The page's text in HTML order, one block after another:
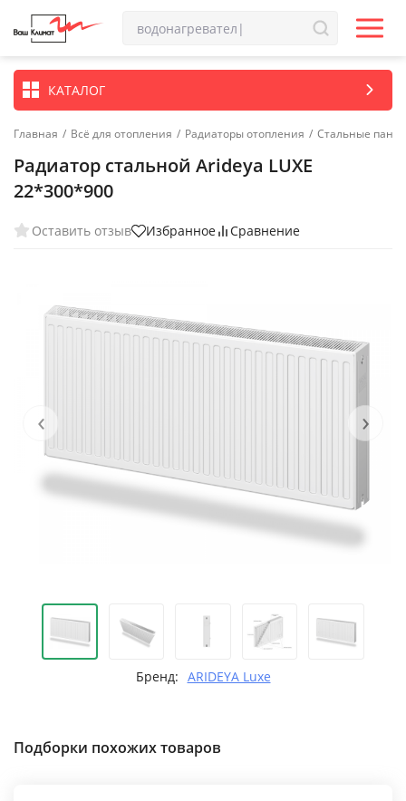
КАТАЛОГ
Главная / Всё для отопления / Радиаторы отопления / Стальные
Радиатор стальной Arideya LUXE
22*300*900
Оставить отзыв Избранное Сравнение
‹ ›
Бренд: ARIDEYA Luxe
Подборки похожих товаров